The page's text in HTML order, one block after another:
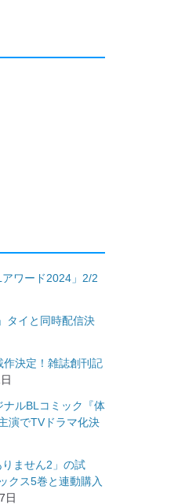
ワード2024」2/2
タイと同時配信決
決定！雑誌創刊記
ルBLコミック『体
演でTVドラマ化決
りません2」の試
クス5巻と連動購入
日